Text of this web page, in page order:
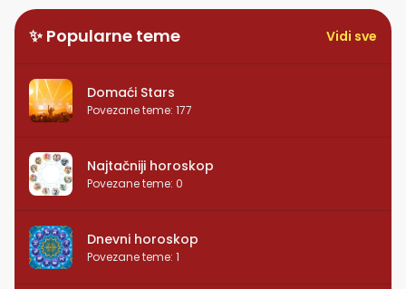
✨ Popularne teme Vidi sve
Domaći Stars
Povezane teme: 177
Najtačniji horoskop
Povezane teme: 0
Dnevni horoskop
Povezane teme: 1